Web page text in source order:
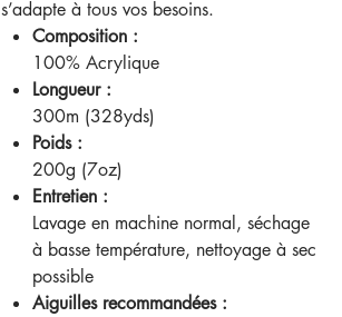
s’adapte à tous vos besoins.
Composition :
100% Acrylique
Longueur :
300m (328yds)
Poids :
200g (7oz)
Entretien :
Lavage en machine normal, séchage
à basse température, nettoyage à sec
possible
Aiguilles recommandées :